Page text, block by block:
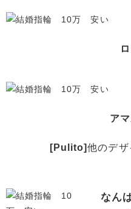
ア
[Pulito]他のデザ
なん